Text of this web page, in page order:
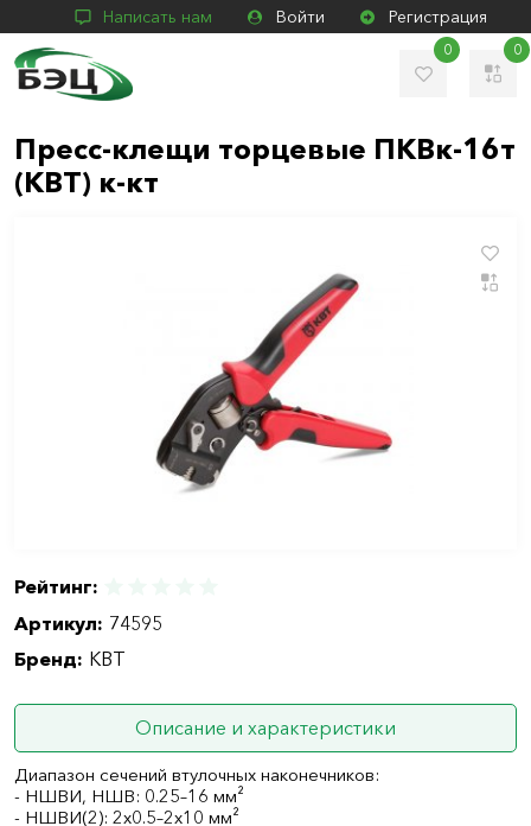
Написать нам Войти Регистрация
0 0
Пресс-клещи торцевые ПКВк-16т
(КВТ) к-кт
Рейтинг:
Артикул: 74595
Бренд: КВТ
Описание и характеристики
Диапазон сечений втулочных наконечников:
- НШВИ, НШВ: 0.25–16 мм²
- НШВИ(2): 2х0.5–2х10 мм²